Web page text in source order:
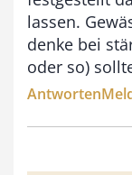
lassen.
denke bei
oder so)
Antworten